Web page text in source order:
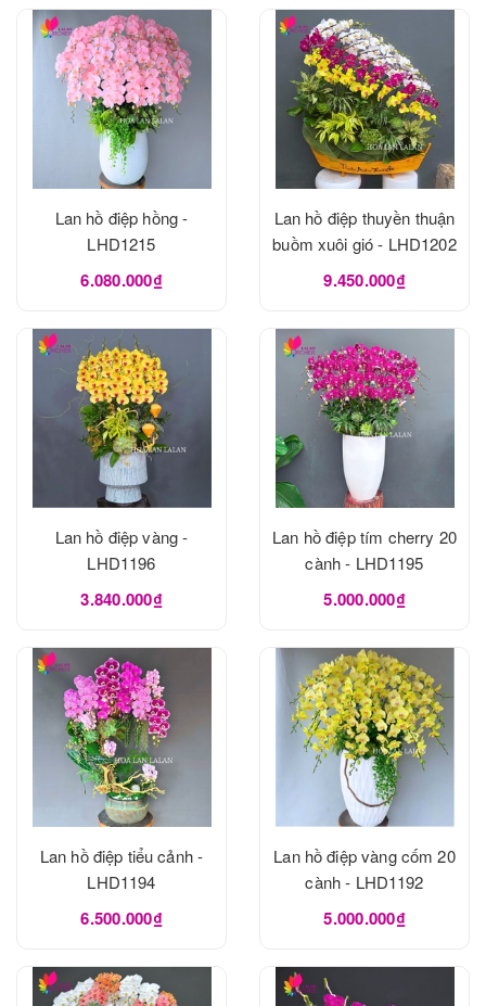
Lan hồ điệp hồng -
LHD1215
6.080.000₫
Lan hồ điệp thuyền thuận
buồm xuôi gió - LHD1202
9.450.000₫
Lan hồ điệp vàng -
LHD1196
3.840.000₫
Lan hồ điệp tím cherry 20
cành - LHD1195
5.000.000₫
Lan hồ điệp tiểu cảnh -
LHD1194
6.500.000₫
Lan hồ điệp vàng cốm 20
cành - LHD1192
5.000.000₫